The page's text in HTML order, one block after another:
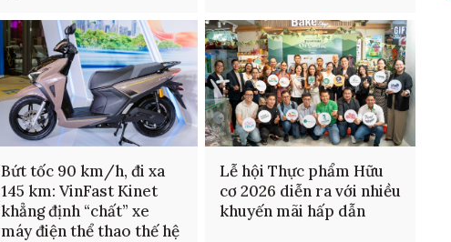
Bứt tốc 90 km/h, đi xa
145 km: VinFast Kinet
khẳng định “chất” xe
máy điện thể thao thế hệ
Lễ hội Thực phẩm Hữu
cơ 2026 diễn ra với nhiều
khuyến mãi hấp dẫn